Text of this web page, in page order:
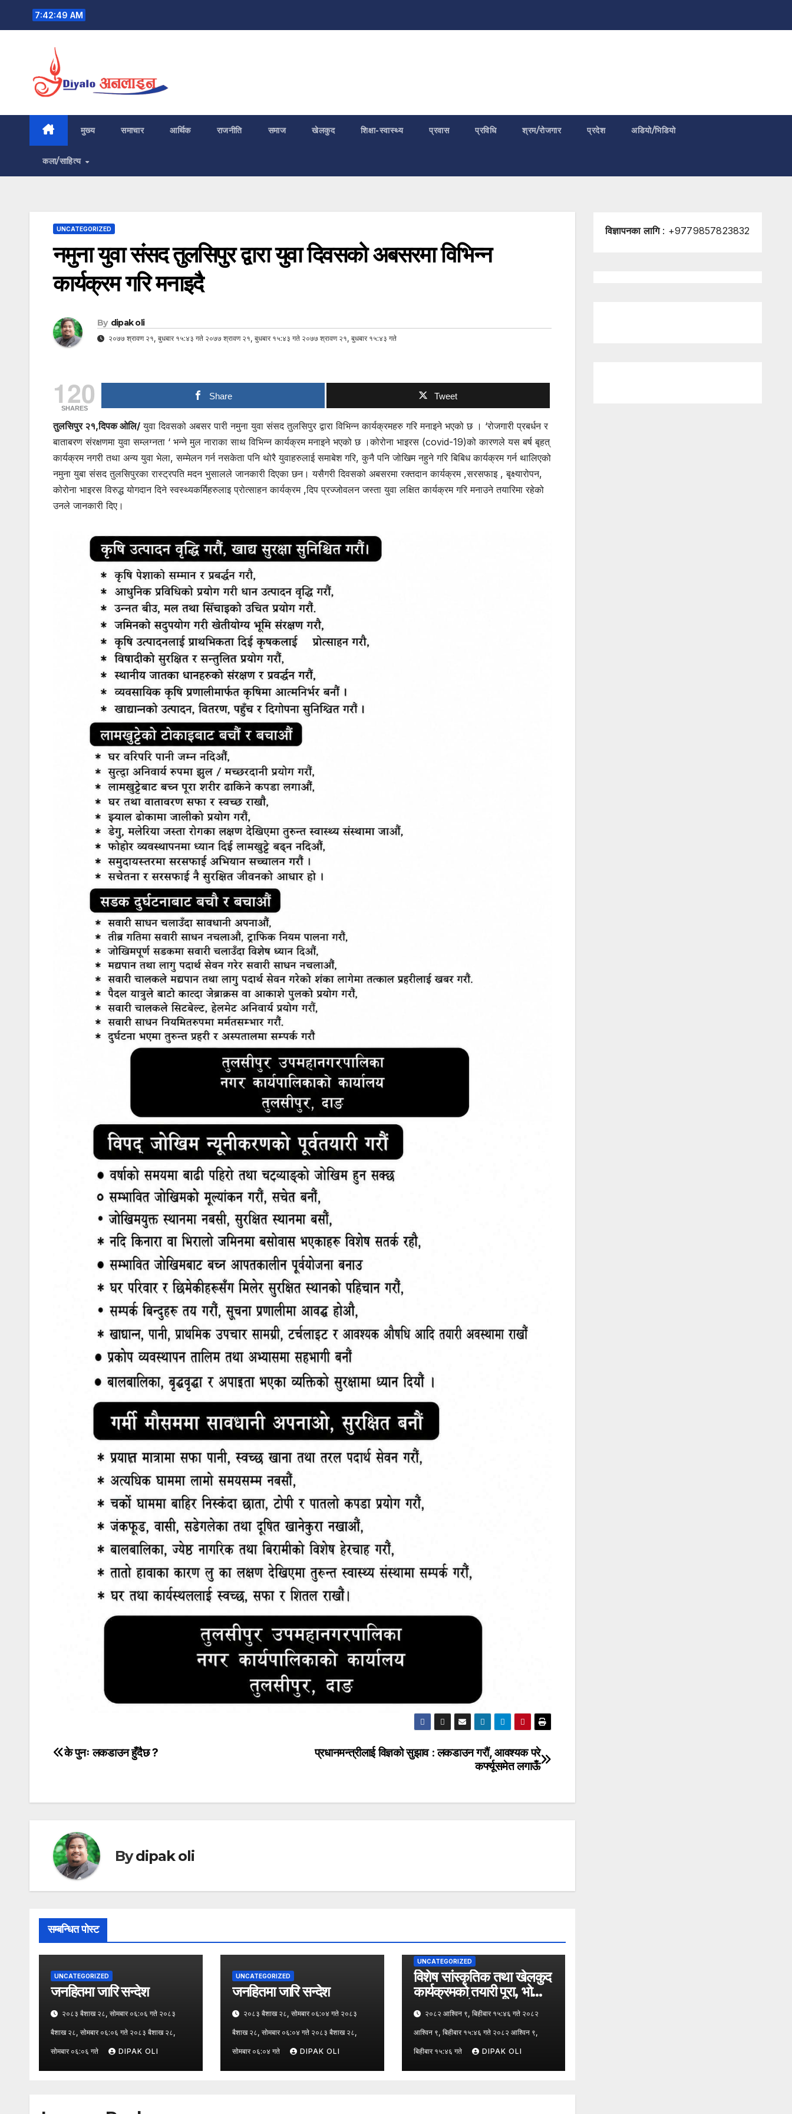
7:42:50 AM
मुख्य समाचार आर्थिक राजनीति समाज खेलकुद शिक्षा-स्वास्थ्य प्रवास प्रविधि श्रम/रोजगार प्रदेश अडियो/भिडियो
कला/साहित्य
UNCATEGORIZED
नमुना युवा संसद तुलसिपुर द्वारा युवा दिवसको अबसरमा विभिन्न
कार्यक्रम गरि मनाइदै
By dipak oli
२०७७ श्रावण २१, बुधबार १५:४३ गते २०७७ श्रावण २१, बुधबार १५:४३ गते २०७७ श्रावण २१, बुधबार १५:४३ गते
120
SHARES
Share Tweet
तुलसिपुर २१,दिपक ओलि/ युवा दिवसको अबसर पारी नमुना युवा संसद तुलसिपुर द्वारा विभिन्न कार्यक्रमहरु गरि मनाइने भएको छ । ‘रोजगारी प्रबर्धन र
बाताबरण संरक्षणमा युवा सम्लग्नता ‘ भन्ने मुल नाराका साथ विभिन्न कार्यक्रम मनाइने भएको छ ।कोरोना भाइरस (covid-19)को कारणले यस बर्ष बृहत्
कार्यक्रम नगरी तथा अन्य युवा भेला, सम्मेलन गर्न नसकेता पनि थोरै युवाहरुलाई समाबेश गरि, कुनै पनि जोखिम नहुने गरि बिबिध कार्यक्रम गर्न थालिएको
नमुना युबा संसद तुलसिपुरका रास्ट्रपति मदन भुसालले जानकारी दिएका छन। यसैगरी दिवसको अबसरमा रक्तदान कार्यक्रम ,सरसफाइ , बृक्ष्यारोपन,
कोरोना भाइरस विरुद्ध योगदान दिने स्वस्थ्यकर्मिहरुलाइ प्रोत्साहन कार्यक्रम ,दिप प्रज्जोवलन जस्ता युवा लक्षित कार्यक्रम गरि मनाउने तयारिमा रहेको
उनले जानकारी दिए।
Post
प्रधानमन्त्रीलाई विज्ञको सुझाव : लकडाउन गरौं, आवश्यक परे
कर्फ्यूसमेत लगाऊँ
के पुनः लकडाउन हुँदैछ ?
Bydipak oli
सम्बन्धित पोस्ट
UNCATEGORIZED
जनहितमा जारि सन्देश
२०८३ बैशाख २८, सोमबार ०६:०६ गते २०८३
बैशाख २८, सोमबार ०६:०६ गते २०८३ बैशाख २८,
सोमबार ०६:०६ गते DIPAK OLI
UNCATEGORIZED
जनहितमा जारि सन्देश
२०८३ बैशाख २८, सोमबार ०६:०४ गते २०८३
बैशाख २८, सोमबार ०६:०४ गते २०८३ बैशाख २८,
सोमबार ०६:०४ गते DIPAK OLI
UNCATEGORIZED
विशेष सांस्कृतिक तथा खेलकुद
कार्यक्रमको तयारी पूरा, भोलि
पत्रकार सम्मेलन
२०८२ आश्विन ९, बिहीबार १५:४६ गते २०८२
आश्विन ९, बिहीबार १५:४६ गते २०८२ आश्विन ९,
बिहीबार १५:४६ गते DIPAK OLI
विज्ञापनका लागि: +9779857823832